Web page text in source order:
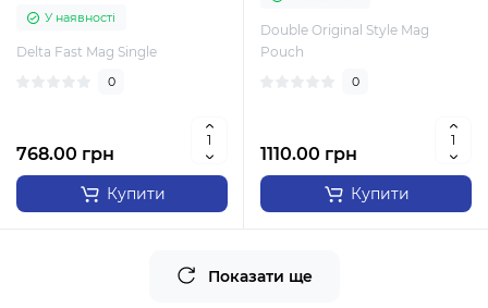
У наявності
Delta Fast Mag Single
0
768.00 грн
Купити
Double Original Style Mag
Pouch
0
1110.00 грн
Купити
Показати ще